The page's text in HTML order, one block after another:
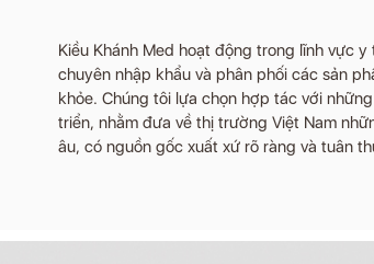
Kiều Khánh Med hoạt động trong lĩnh vực
chuyên nhập khẩu và phân phối các sản
khỏe. Chúng tôi lựa chọn hợp tác với
triển, nhằm đưa về thị trường Việt Nam
âu, có nguồn gốc xuất xứ rõ ràng và tuân